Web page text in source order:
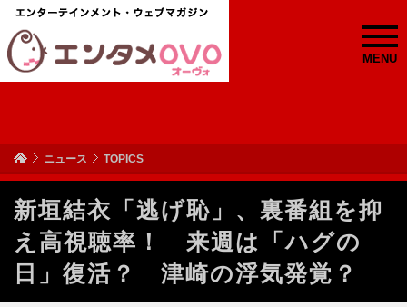
MENU
ニュース TOPICS
新垣結衣「逃げ恥」、裏番組を抑
え高視聴率！ 来週は「ハグの
日」復活？ 津崎の浮気発覚？